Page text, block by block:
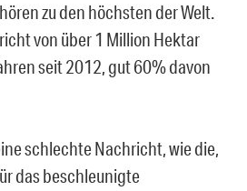
zu den höchsten der Welt.
von über 1 Million Hektar
seit 2012, gut 60% davon
schlechte Nachricht, wie die,
das beschleunigte